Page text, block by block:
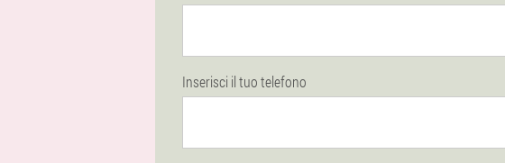
Inserisci il tuo telefono